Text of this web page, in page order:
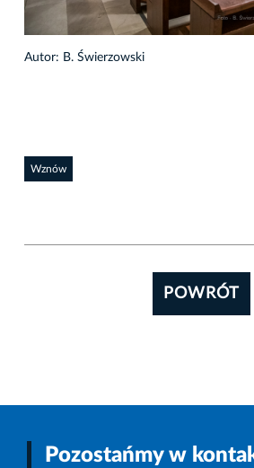
Autor: B. Świerzowski
Wznów
POWRÓT
Pozostańmy w